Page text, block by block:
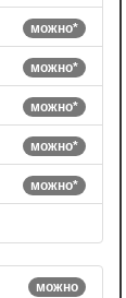
можно*
можно*
можно*
можно*
можно*
можно